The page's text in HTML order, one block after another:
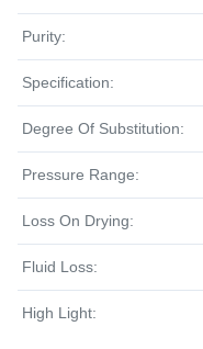
Purity:
Specification:
Degree Of Substitution:
Pressure Range:
Loss On Drying:
Fluid Loss:
High Light: